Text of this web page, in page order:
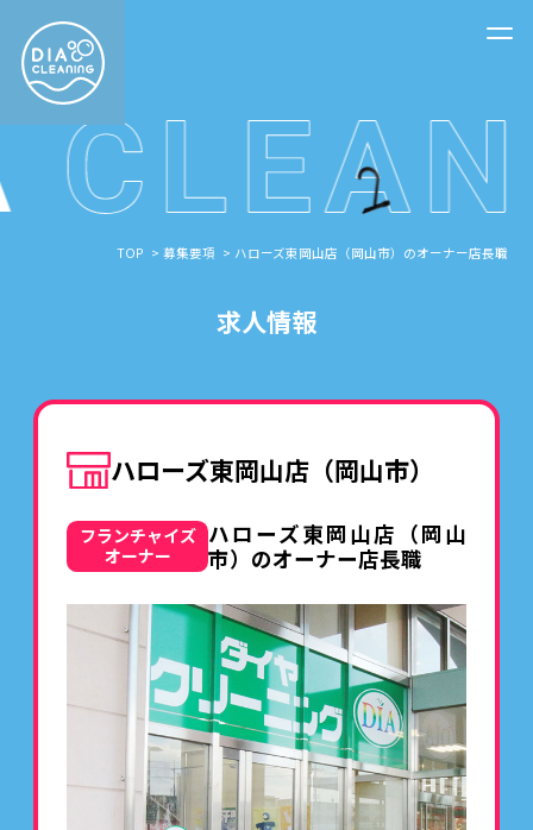
TOP 募集要項 ハローズ東岡山店（岡山市）のオーナー店長職
求人情報
ハローズ東岡山店（岡山市）
フランチャイズ
オーナー
ハローズ東岡山店（岡山
市）のオーナー店長職